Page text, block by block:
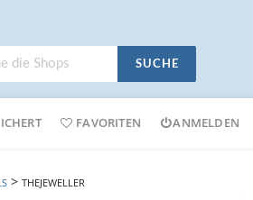
SUCHE
FAVORITEN ANMELDEN
> THEJEWELLER